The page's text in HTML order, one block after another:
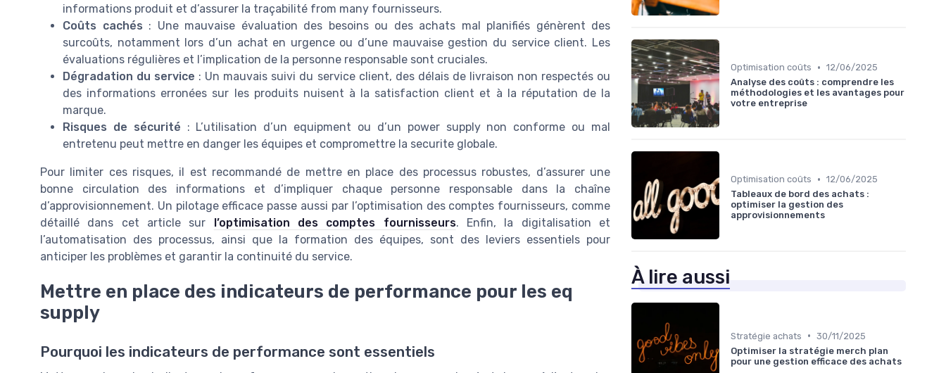
informations produit et d’assurer la traçabilité from many fournisseurs.
Coûts cachés : Une mauvaise évaluation des besoins ou des achats mal planifiés génèrent des
surcoûts, notamment lors d’un achat en urgence ou d’une mauvaise gestion du service client. Les
évaluations régulières et l’implication de la personne responsable sont cruciales.
Dégradation du service : Un mauvais suivi du service client, des délais de livraison non respectés ou
des informations erronées sur les produits nuisent à la satisfaction client et à la réputation de la
marque.
Risques de sécurité : L’utilisation d’un equipment ou d’un power supply non conforme ou mal
entretenu peut mettre en danger les équipes et compromettre la securite globale.
Pour limiter ces risques, il est recommandé de mettre en place des processus robustes, d’assurer une
bonne circulation des informations et d’impliquer chaque personne responsable dans la chaîne
d’approvisionnement. Un pilotage efficace passe aussi par l’optimisation des comptes fournisseurs, comme
détaillé dans cet article sur l’optimisation des comptes fournisseurs. Enfin, la digitalisation et
l’automatisation des processus, ainsi que la formation des équipes, sont des leviers essentiels pour
anticiper les problèmes et garantir la continuité du service.
Mettre en place des indicateurs de performance pour les eq
supply
Pourquoi les indicateurs de performance sont essentiels
Optimisation coûts • 12/06/2025
Analyse des coûts : comprendre les
méthodologies et les avantages pour
votre entreprise
Optimisation coûts • 12/06/2025
Tableaux de bord des achats :
optimiser la gestion des
approvisionnements
À lire aussi
Stratégie achats • 30/11/2025
Optimiser la stratégie merch plan
pour une gestion efficace des achats